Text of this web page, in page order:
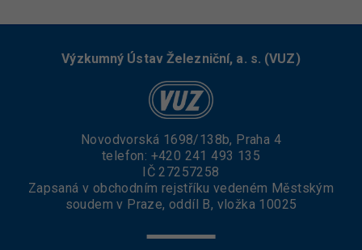
Výzkumný Ústav Železniční, a. s. (VUZ)
Novodvorská 1698/138b, Praha 4
telefon: +420 241 493 135
IČ 27257258
Zapsaná v obchodním rejstříku vedeném Městským
soudem v Praze, oddíl B, vložka 10025